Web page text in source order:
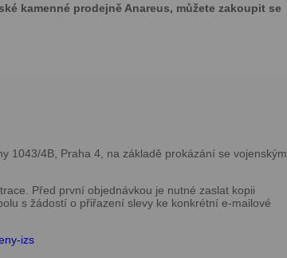
kamenné prodejně Anareus, můžete zakoupit se
1043/4B, Praha 4, na základě prokázání se vojenským
Před první objednávkou je nutné zaslat kopii
s žádostí o přiřazení slevy ke konkrétní e-mailové
izs